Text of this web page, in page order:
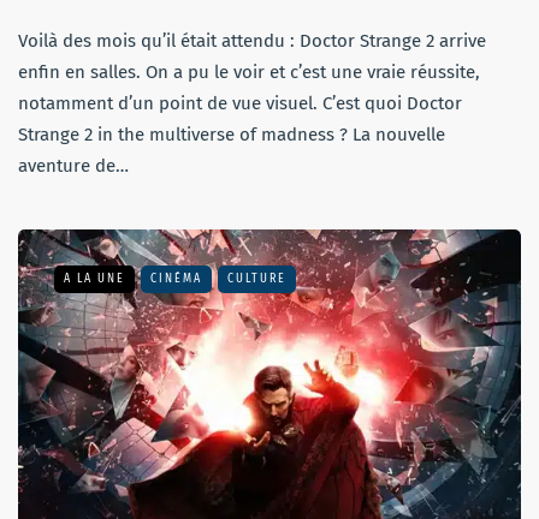
Voilà des mois qu’il était attendu : Doctor Strange 2 arrive
enfin en salles. On a pu le voir et c’est une vraie réussite,
notamment d’un point de vue visuel. C’est quoi Doctor
Strange 2 in the multiverse of madness ? La nouvelle
aventure de…
A LA UNE CINÉMA CULTURE